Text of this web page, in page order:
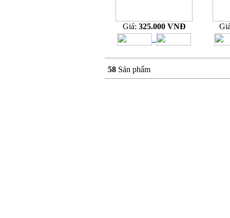
Giá: 325.000 VNĐ
58 Sản phẩm